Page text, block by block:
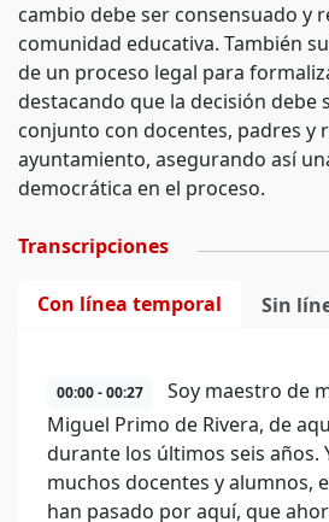
cambio debe ser consensuado y
comunidad educativa. También
de un proceso legal para
destacando que la decisión debe
conjunto con docentes, padres y
ayuntamiento, asegurando así
democrática en el proceso.
Transcripciones
Con línea temporal Sin
00:00 - 00:27
Soy maestro de
Miguel Primo de Rivera, de
durante los últimos seis años.
muchos docentes y alumnos,
han pasado por aquí, que